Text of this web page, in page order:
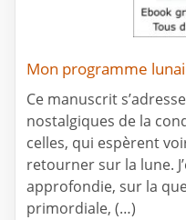
Mon programme
Ce manuscrit
nostalgiques de la
celles, qui espèrent
retourner sur la lune.
approfondie, sur la
primordiale, (…)